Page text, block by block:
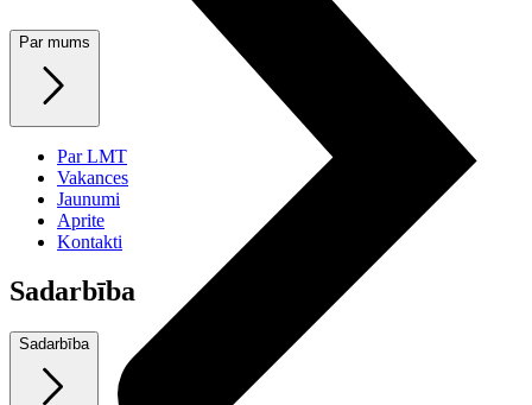
Par mums
Par LMT
Vakances
Jaunumi
Aprite
Kontakti
Sadarbība
Sadarbība